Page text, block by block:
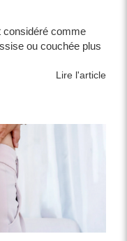
considéré comme
ou couchée plus
Lire l'article